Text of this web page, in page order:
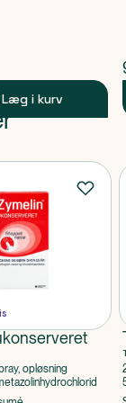
pris
Læg i kurv
opløsning